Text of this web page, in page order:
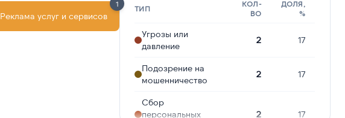
Реклама услуг и сервисов
1
ТИП
КОЛ-
ВО
ДОЛЯ,
%
Угрозы или
давление
2 17
Подозрение на
мошенничество
2 17
Сбор
персональных
2 17